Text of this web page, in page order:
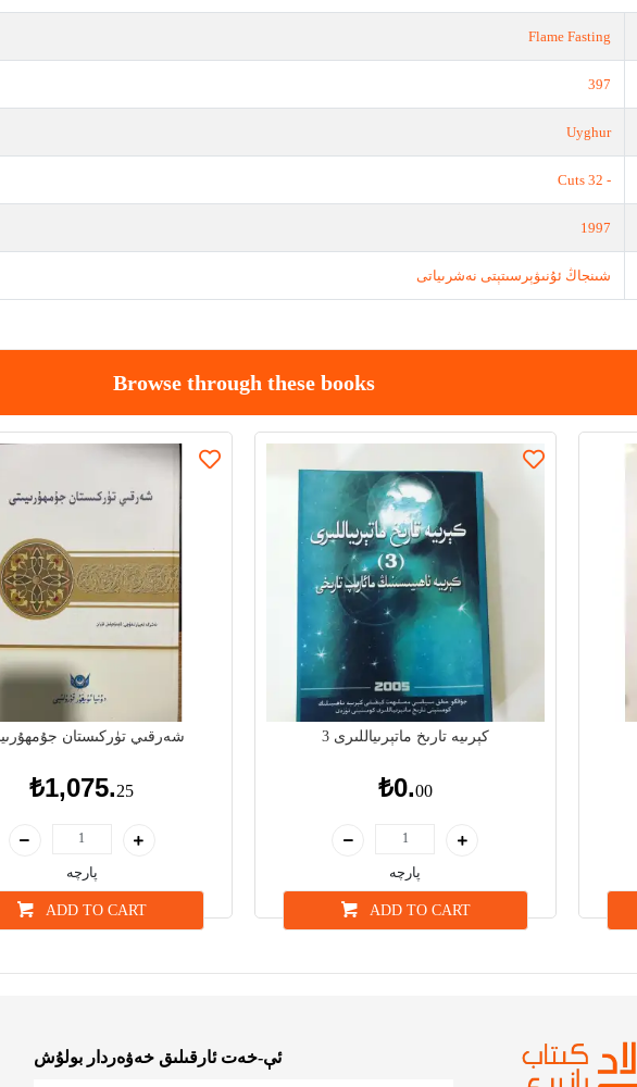
Flame Fasting
397
Uyghur
- 32 Cuts
1997
شىنجاڭ ئۇنىۋېرسىتېتى نەشرىياتى
Browse through these books
شەرقىي تۈركىستان
₺1,075.25
پارچە
ADD TO CART
كېرىيە تارىخ ماتېرىياللىرى 3
₺0.00
پارچە
ADD TO CART
ئې-خەت ئارقىلىق خەۋەردار بولۇش